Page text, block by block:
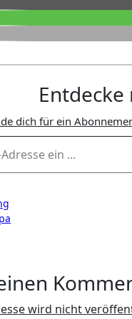
dich für ein
wird nicht